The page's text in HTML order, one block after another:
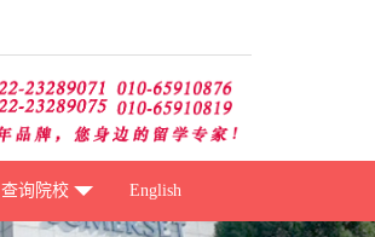
查询院校 English